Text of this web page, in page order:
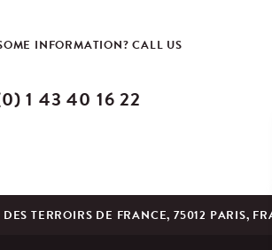
INFORMATION? CALL US
1 43 40 16 22
TERROIRS DE FRANCE, 75012 PARIS,